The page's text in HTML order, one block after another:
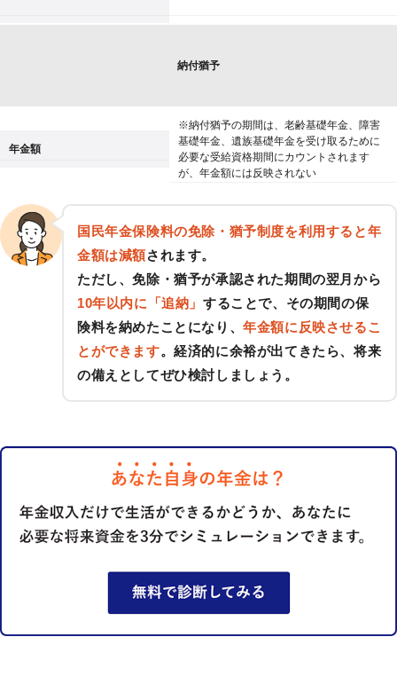
納付猶予
年金額
※納付猶予の期間は、老齢基礎年金、障害
基礎年金、遺族基礎年金を受け取るために
必要な受給資格期間にカウントされます
が、年金額には反映されない
国民年金保険料の免除・猶予制度を利用すると年
金額は減額されます。
ただし、免除・猶予が承認された期間の翌月から
10年以内に「追納」 することで、その期間の保
険料を納めたことになり、年金額に反映させるこ
とができます。経済的に余裕が出てきたら、将来
の備えとしてぜひ検討しましょう。